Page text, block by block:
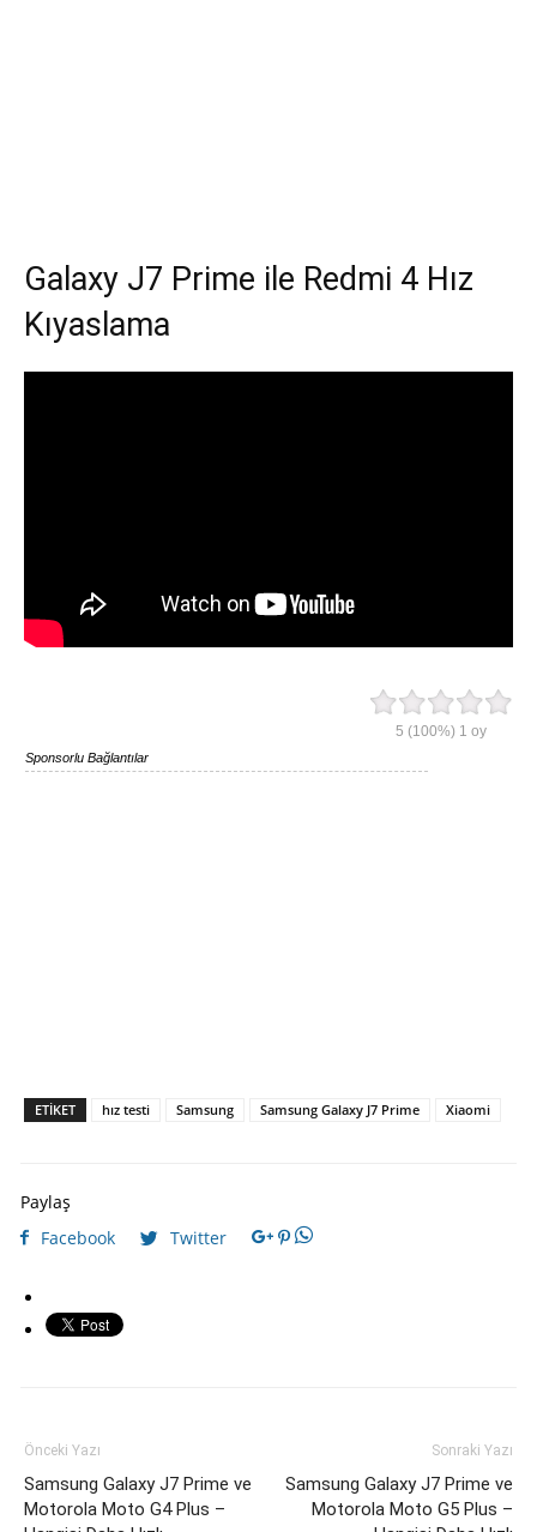
Galaxy J7 Prime ile Redmi 4 Hız
Kıyaslama
5 (100%) 1 oy
Sponsorlu Bağlantılar
ETIKET hız testi Samsung Samsung Galaxy J7 Prime Xiaomi
Paylaş
Facebook
Twitter
Önceki Yazı
Samsung Galaxy J7 Prime ve
Motorola Moto G4 Plus –
Sonraki Yazı
Samsung Galaxy J7 Prime ve
Motorola Moto G5 Plus –